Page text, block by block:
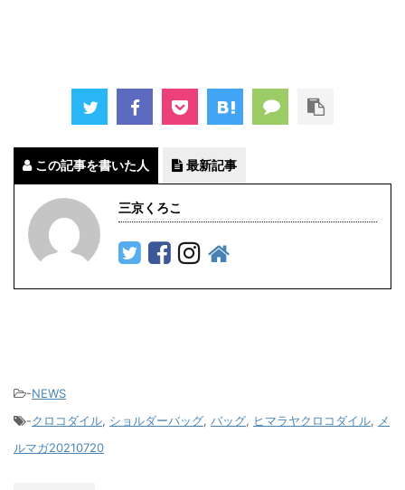
この記事を書いた人 最新記事
三京くろこ
-NEWS
-クロコダイル, ショルダーバッグ, バッグ, ヒマラヤクロコダイル, メ
ルマガ20210720